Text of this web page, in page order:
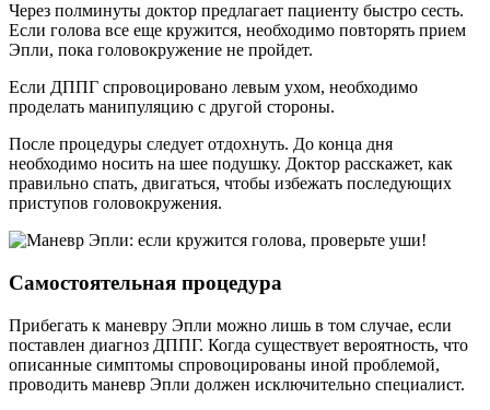
Через полминуты доктор предлагает пациенту быстро сесть.
Если голова все еще кружится, необходимо повторять прием
Эпли, пока головокружение не пройдет.
Если ДППГ спровоцировано левым ухом, необходимо
проделать манипуляцию с другой стороны.
После процедуры следует отдохнуть. До конца дня
необходимо носить на шее подушку. Доктор расскажет, как
правильно спать, двигаться, чтобы избежать последующих
приступов головокружения.
Самостоятельная процедура
Прибегать к маневру Эпли можно лишь в том случае, если
поставлен диагноз ДППГ. Когда существует вероятность, что
описанные симптомы спровоцированы иной проблемой,
проводить маневр Эпли должен исключительно специалист.